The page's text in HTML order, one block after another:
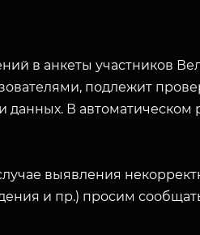
в анкеты участников
подлежит
данных. В
выявления
и пр.) просим